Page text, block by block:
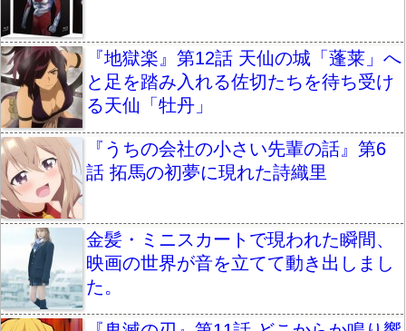
『地獄楽』第12話 天仙の城「蓬莱」へ
と足を踏み入れる佐切たちを待ち受け
る天仙「牡丹」
『うちの会社の小さい先輩の話』第6
話 拓馬の初夢に現れた詩織里
金髪・ミニスカートで現われた瞬間、
映画の世界が音を立てて動き出しまし
た。